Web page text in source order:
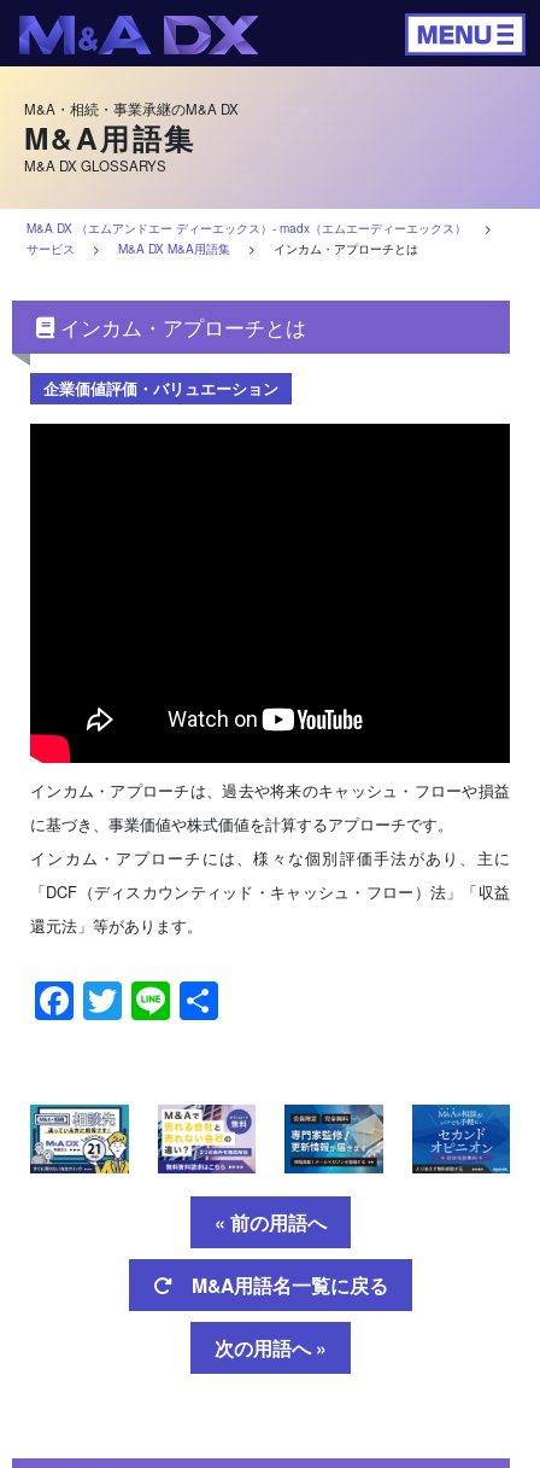
M&A・相続・事業承継のM&A DX
M&A用語集
M&A DX GLOSSARYS
M&A DX （エムアンドエー ディーエックス）‐ madx（エムエーディーエックス）
>
サービス > M&A DX M&A用語集 > インカム・アプローチとは
インカム・アプローチとは
企業価値評価・バリュエーション
インカム・アプローチは、過去や将来のキャッシュ・フローや損益
に基づき、事業価値や株式価値を計算するアプローチです。
インカム・アプローチには、様々な個別評価手法があり、主に
「DCF（ディスカウンティッド・キャッシュ・フロー）法」「収益
還元法」等があります。
Facebook
Twitter
Line
« 前の用語へ
M&A用語名一覧に戻る
次の用語へ »